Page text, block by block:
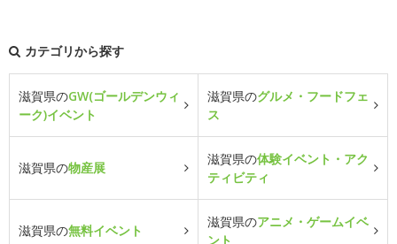
カテゴリから探す
滋賀県のGW(ゴールデンウィ
ーク)イベント
滋賀県のグルメ・フードフェ
ス
滋賀県の物産展
滋賀県の体験イベント・アク
ティビティ
滋賀県の無料イベント
滋賀県のアニメ・ゲームイベ
ント